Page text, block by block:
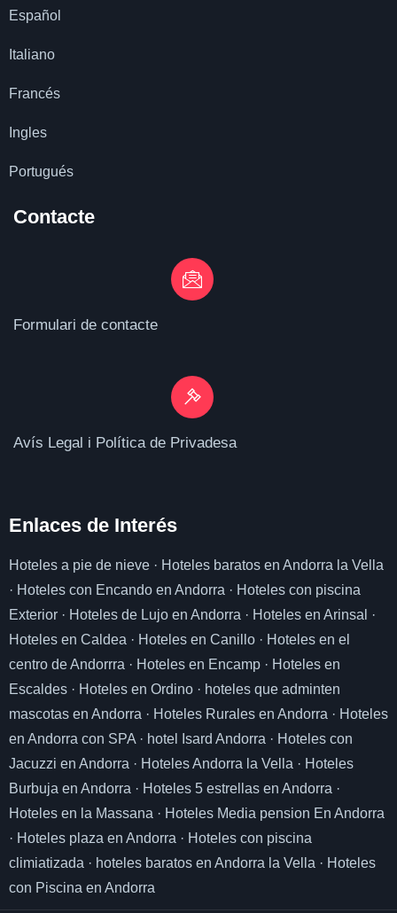
Español
Italiano
Francés
Ingles
Portugués
Contacte
Formulari de contacte
Avís Legal i Política de Privadesa
Enlaces de Interés
Hoteles a pie de nieve · Hoteles baratos en Andorra la Vella
· Hoteles con Encando en Andorra · Hoteles con piscina
Exterior · Hoteles de Lujo en Andorra · Hoteles en Arinsal ·
Hoteles en Caldea · Hoteles en Canillo · Hoteles en el
centro de Andorrra · Hoteles en Encamp · Hoteles en
Escaldes · Hoteles en Ordino · hoteles que adminten
mascotas en Andorra · Hoteles Rurales en Andorra · Hoteles
en Andorra con SPA· hotel Isard Andorra · Hoteles con
Jacuzzi en Andorra · Hoteles Andorra la Vella · Hoteles
Burbuja en Andorra · Hoteles 5 estrellas en Andorra ·
Hoteles en la Massana · Hoteles Media pension En Andorra
· Hoteles plaza en Andorra · Hoteles con piscina
climiatizada · hoteles baratos en Andorra la Vella · Hoteles
con Piscina en Andorra